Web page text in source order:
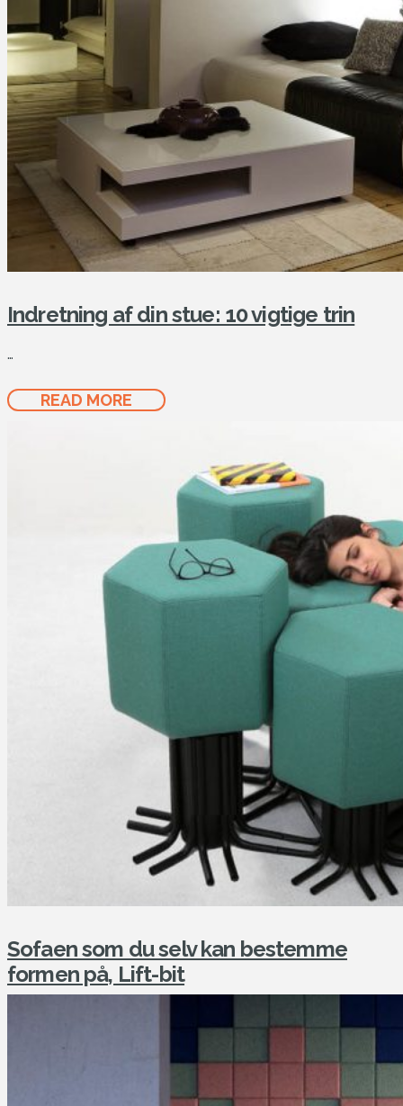
Indretning af din stue: 10 vigtige trin
…
READ MORE
Sofaen som du selv kan bestemme
formen på, Lift-bit